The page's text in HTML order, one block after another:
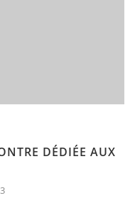
DÉDIÉE AUX